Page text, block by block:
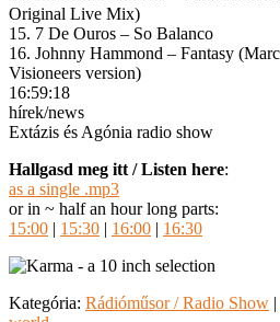
Original Live Mix)
15. 7 De Ouros – So Balanco
16. Johnny Hammond – Fantasy
Visioneers version)
16:59:18
hírek/news
Extázis és Agónia radio show
Hallgasd meg itt / Listen here:
as a single .mp3
or in ~ half an hour long parts:
15:00 | 15:30 | 16:00 | 16:30
Kategória: Rádióműsor / Radio Show |